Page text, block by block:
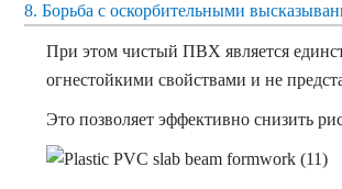
8. Борьба с оскорбительными
При этом чистый ПВХ является
огнестойкими свойствами и не
Это позволяет эффективно снизить